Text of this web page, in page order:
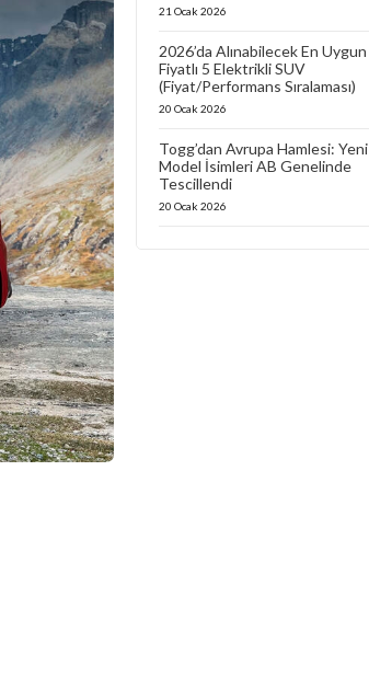
21 Ocak 2026
2026’da Alınabilecek En Uygun
Fiyatlı 5 Elektrikli SUV
(Fiyat/Performans Sıralaması)
20 Ocak 2026
Togg’dan Avrupa Hamlesi: Yeni
Model İsimleri AB Genelinde
Tescillendi
20 Ocak 2026